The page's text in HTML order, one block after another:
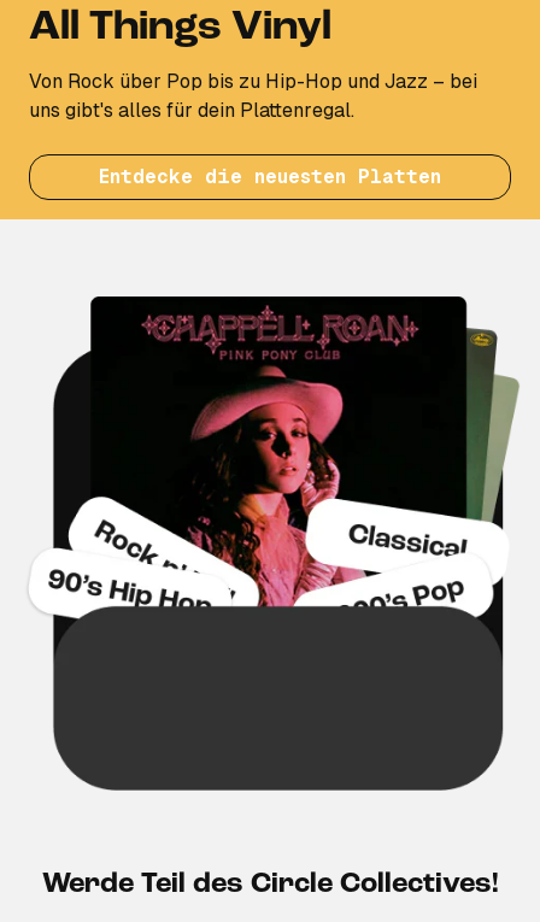
All Things Vinyl
Von Rock über Pop bis zu Hip-Hop und Jazz – bei
uns gibt's alles für dein Plattenregal.
Entdecke die neuesten Platten
Werde Teil des Circle Collectives!